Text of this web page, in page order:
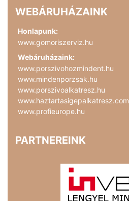
WEBÁRUHÁZAINK
Honlapunk:
www.gomoriszerviz.hu
Webáruházaink:
www.porszivohozmindent.hu
www.mindenporzsak.hu
www.porszivoalkatresz.hu
www.haztartasigepalkatresz.com
www.profieurope.hu
PARTNEREINK